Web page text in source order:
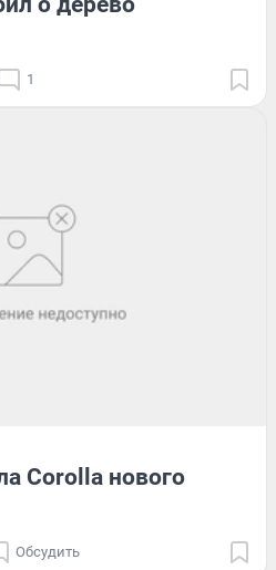
1
Corolla нового
Обсудить